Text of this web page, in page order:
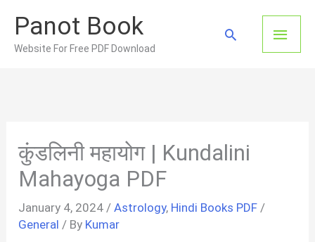
content
Panot Book
Website For Free PDF Download
Main
Search
कुंडलिनी महायोग | Kundalini
Mahayoga PDF
January 4, 2024 /Astrology, Hindi Books PDF /
General / By Kumar